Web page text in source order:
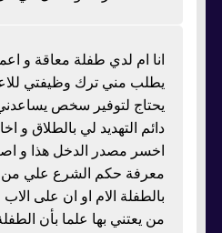
انا ام لدي طفلة معاقة و
يطلب مني ترك وظيفتي
يحتاج لتوفير سخص يساعدني
دائم التهديد لي بالطلاق و
اخسر مصدر الدخل هذا و
معرفة حكم الشرع علي من
بالطفلة الام او ان على
من يعتني بها علما بأن